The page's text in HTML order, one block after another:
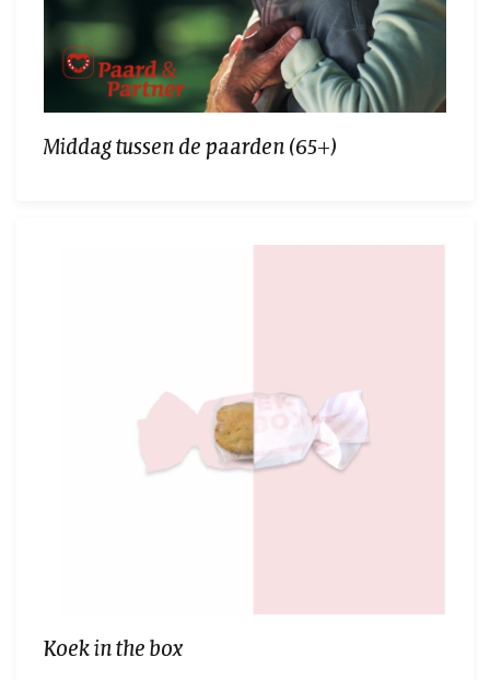
Middag tussen de paarden (65+)
Koek in the box